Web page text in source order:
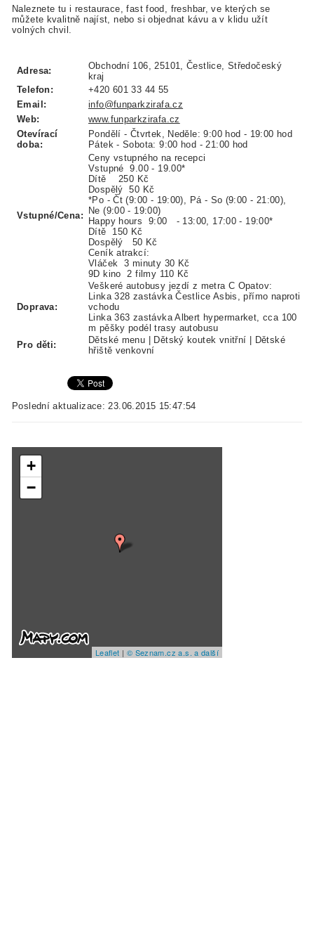
Naleznete tu i restaurace, fast food, freshbar, ve kterých se
můžete kvalitně najíst, nebo si objednat kávu a v klidu užít
volných chvil.
Adresa:
Obchodní 106, 25101, Čestlice, Středočeský
kraj
Telefon:
+420 601 33 44 55
Email:
info@funparkzirafa.cz
Web:
www.funparkzirafa.cz
Otevírací
doba:
Pondělí - Čtvrtek, Neděle: 9:00 hod - 19:00 hod
Pátek - Sobota: 9:00 hod - 21:00 hod
Vstupné/Cena:
Ceny vstupného na recepci
Vstupné 9.00 - 19.00*
Dítě 250 Kč
Dospělý 50 Kč
*Po - Čt (9:00 - 19:00), Pá - So (9:00 - 21:00),
Ne (9:00 - 19:00)
Happy hours 9:00 - 13:00, 17:00 - 19:00*
Dítě 150 Kč
Dospělý 50 Kč
Ceník atrakcí:
Vláček3 minuty 30 Kč
9D kino2 filmy 110 Kč
Doprava:
Veškeré autobusy jezdí z metra C Opatov:
Linka 328 zastávka Čestlice Asbis, přímo naproti
vchodu
Linka 363 zastávka Albert hypermarket, cca 100
m pěšky podél trasy autobusu
Pro děti:
Dětské menu | Dětský koutek vnitřní | Dětské
hřiště venkovní
Poslední aktualizace: 23.06.2015 15:47:54
+
−
Leaflet | © Seznam.cz a.s. a další